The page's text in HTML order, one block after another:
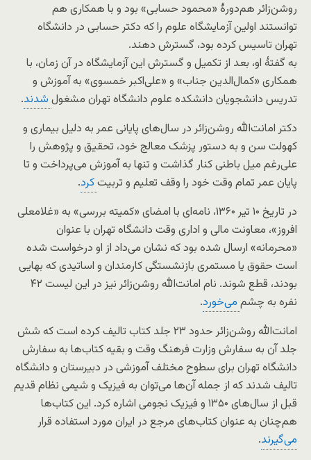
روشن‌زائر هم‌دورهٔ «محمود حسابی» بود و با همکاری هم
توانستند اولین آزمایشگاه علوم را که دکتر حسابی در دانشگاه
تهران تاسیس کرده بود، گسترش دهند.
به گفتهٔ او، بعد از تکمیل و گسترش این آزمایشگاه در آن زمان، با
همکاری «کمال‌الدین جناب» و «علی‌اکبر خمسوی» به آموزش و
تدریس دانشجویان دانشکده علوم دانشگاه تهران مشغول شدند.
دکتر امانت‌الله روشن‌زائر در سال‌های پایانی عمر به‌ دلیل بیماری و
کهولت سن و به دستور پزشک معالج خود، تحقیق و پژوهش را
علی‌رغم میل باطنی کنار گذاشت و تنها به آموزش می‌پرداخت و تا
پایان عمر تمام وقت خود را وقف تعلیم و تربیتکرد.
در تاریخ ۱۰ تیر ۱۳۶۰، نامه‌ای با امضای «کمیته بررسی» به «غلامعلی
افروز»، معاونت مالی و اداری وقت دانشگاه تهران با عنوان
«محرمانه» ارسال شده بود که نشان می‌داد از او درخواست شده
است حقوق یا مستمری بازنشستگی کارمندان و اساتیدی که بهایی
بودند، قطع شوند. نام امانت‌الله روشن‌زائر نیز در این لیست ۴۲
نفره به چشم می‌خورد.
امانت‌الله روشن‌زائر حدود ۲۳ جلد کتاب تالیف کرده است که شش
جلد آن به سفارش وزارت فرهنگ وقت و بقیه کتاب‌ها به سفارش
دانشگاه تهران برای سطوح مختلف آموزشی در دبیرستان و دانشگاه
تالیف شدند که از جمله آن‌ها می‌توان به فیزیک و شیمی نظام قدیم
قبل از سال‌های ۱۳۵۰ و فیزیک نجومی اشاره کرد. این کتاب‌ها
هم‌چنان به عنوان کتاب‌های مرجع در ایران مورد استفاده قرار
می‌گیرند.